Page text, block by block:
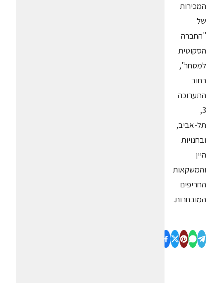
המכירות
של
"החברה
הסקוטית
למסחר",
רחוב
התערוכה
3,
תל-אביב,
ובחנויות
היין
והמשקאות
החריפים
המובחרות.